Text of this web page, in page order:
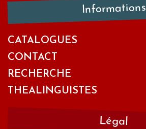
Informations
CATALOGUES
CONTACT
RECHERCHE
THEALINGUISTES
Légal